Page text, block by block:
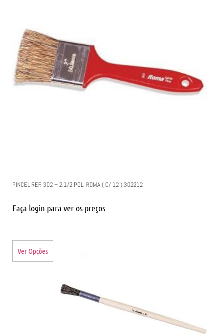
PINCEL REF. 302 – 2.1/2 POL. ROMA ( C/ 12 ) 302212
Faça login para ver os preços
Ver Opções